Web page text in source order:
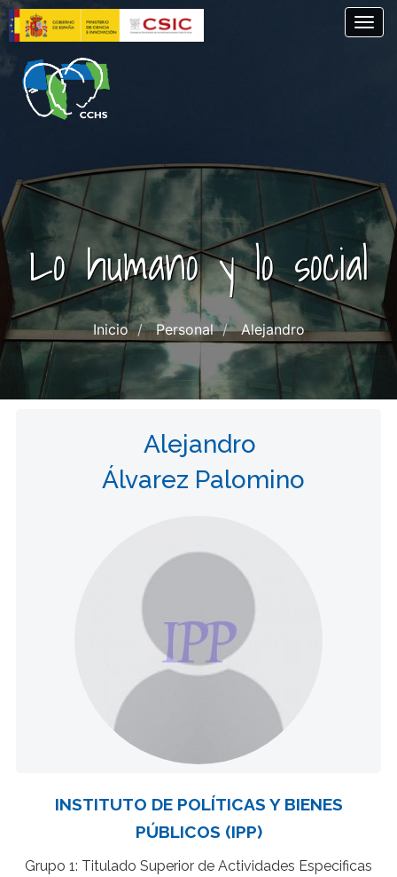
Pasar
al
contenido
principal
Lo humano y lo social
Inicio Personal Alejandro
Alejandro
Álvarez Palomino
INSTITUTO DE POLÍTICAS Y BIENES
PÚBLICOS (IPP)
Grupo 1: Titulado Superior de Actividades Especificas